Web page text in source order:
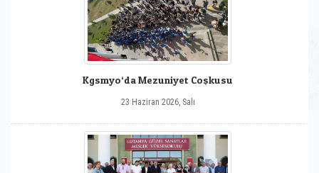
Kgsmyo‘da Mezuniyet Coşkusu
23 Haziran 2026, Salı